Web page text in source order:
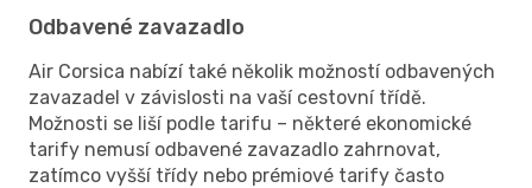
Odbavené zavazadlo
Air Corsica nabízí také několik možností odbavených
zavazadel v závislosti na vaší cestovní třídě.
Možnosti se liší podle tarifu – některé ekonomické
tarify nemusí odbavené zavazadlo zahrnovat,
zatímco vyšší třídy nebo prémiové tarify často